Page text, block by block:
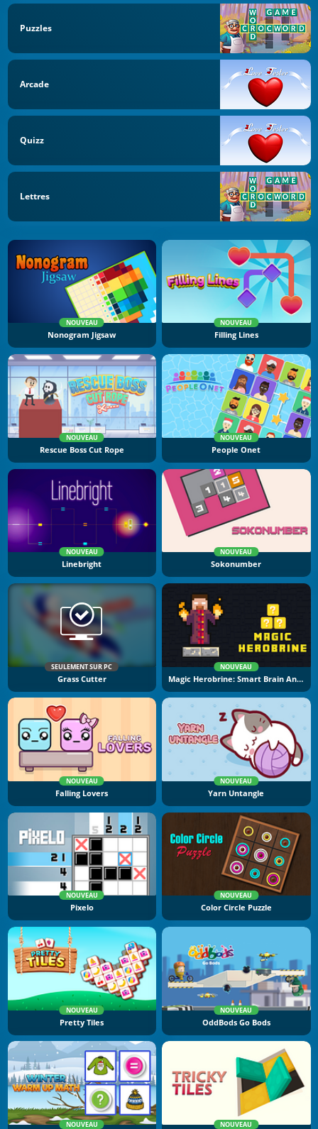
Puzzles
Arcade
Quizz
Lettres
NOUVEAU
Nonogram Jigsaw
NOUVEAU
Filling Lines
NOUVEAU
Rescue Boss Cut Rope
NOUVEAU
People Onet
NOUVEAU
Linebright
NOUVEAU
Sokonumber
SEULEMENT SUR PC
Grass Cutter
NOUVEAU
Magic Herobrine: Smart Brain And Puzzle Quest
NOUVEAU
Falling Lovers
NOUVEAU
Yarn Untangle
NOUVEAU
Pixelo
NOUVEAU
Color Circle Puzzle
NOUVEAU
Pretty Tiles
NOUVEAU
OddBods Go Bods
NOUVEAU NOUVEAU